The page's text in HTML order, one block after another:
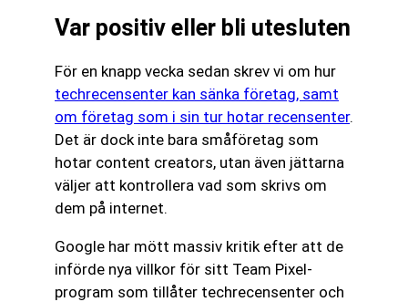
Var positiv eller bli utesluten
För en knapp vecka sedan skrev vi om hur
techrecensenter kan sänka företag, samt
om företag som i sin tur hotar recensenter.
Det är dock inte bara småföretag som
hotar content creators, utan även jättarna
väljer att kontrollera vad som skrivs om
dem på internet.
Google har mött massiv kritik efter att de
införde nya villkor för sitt Team Pixel-
program som tillåter techrecensenter och